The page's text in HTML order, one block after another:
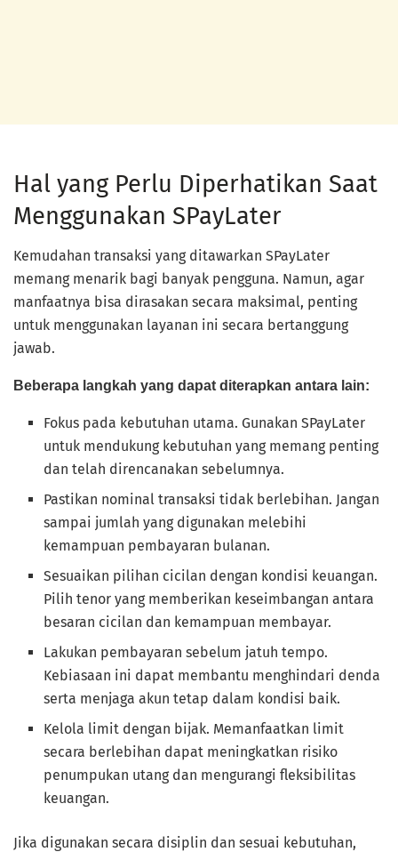
Hal yang Perlu Diperhatikan Saat
Menggunakan SPayLater
Kemudahan transaksi yang ditawarkan SPayLater
memang menarik bagi banyak pengguna. Namun, agar
manfaatnya bisa dirasakan secara maksimal, penting
untuk menggunakan layanan ini secara bertanggung
jawab.
Beberapa langkah yang dapat diterapkan antara lain:
Fokus pada kebutuhan utama. Gunakan SPayLater
untuk mendukung kebutuhan yang memang penting
dan telah direncanakan sebelumnya.
Pastikan nominal transaksi tidak berlebihan. Jangan
sampai jumlah yang digunakan melebihi
kemampuan pembayaran bulanan.
Sesuaikan pilihan cicilan dengan kondisi keuangan.
Pilih tenor yang memberikan keseimbangan antara
besaran cicilan dan kemampuan membayar.
Lakukan pembayaran sebelum jatuh tempo.
Kebiasaan ini dapat membantu menghindari denda
serta menjaga akun tetap dalam kondisi baik.
Kelola limit dengan bijak. Memanfaatkan limit
secara berlebihan dapat meningkatkan risiko
penumpukan utang dan mengurangi fleksibilitas
keuangan.
Jika digunakan secara disiplin dan sesuai kebutuhan,